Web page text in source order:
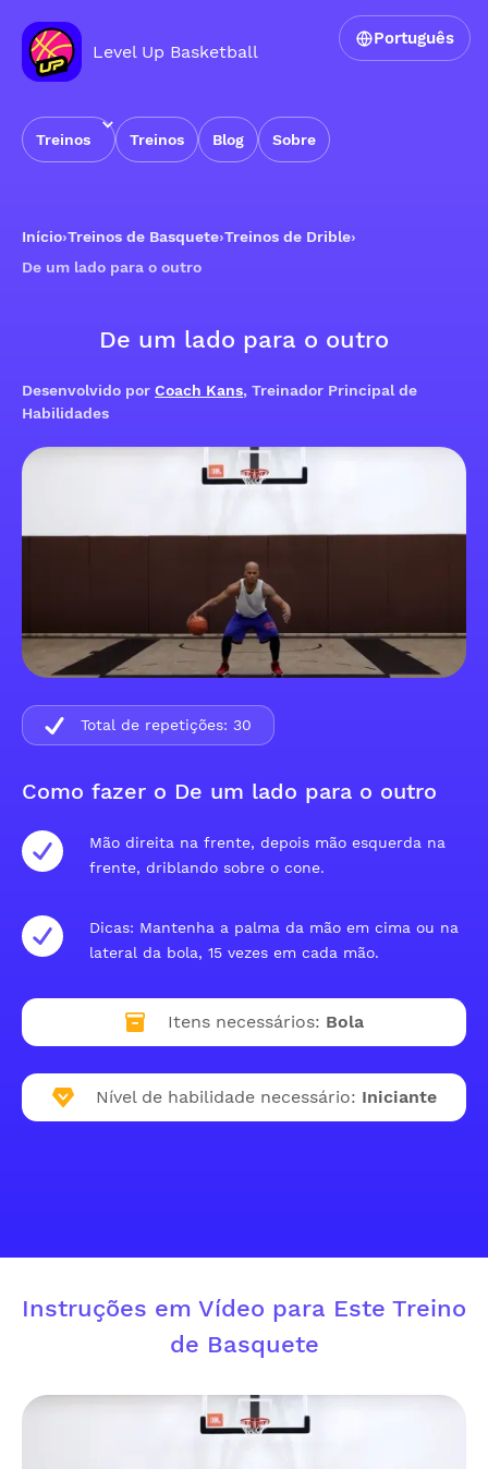
Level Up Basketball
Treinos Treinos Blog Sobre
Português
Início›Treinos de Basquete›Treinos de Drible›
De um lado para o outro
De um lado para o outro
Desenvolvido por Coach Kans, Treinador Principal de
Habilidades
Como fazer o De um lado para o outro
Mão direita na frente, depois mão esquerda na
frente, driblando sobre o cone.
Dicas: Mantenha a palma da mão em cima ou na
lateral da bola, 15 vezes em cada mão.
Itens necessários: Bola
Nível de habilidade necessário: Iniciante
Total de repetições: 30
Instruções em Vídeo para Este Treino
de Basquete